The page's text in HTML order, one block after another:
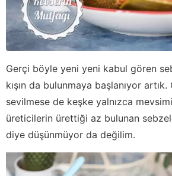
Gerçi böyle yeni yeni kabul gören
kışın da bulunmaya başlanıyor
sevilmese de keşke yalnızca
üreticilerin ürettiği az bulunan
diye düşünmüyor da değilim.